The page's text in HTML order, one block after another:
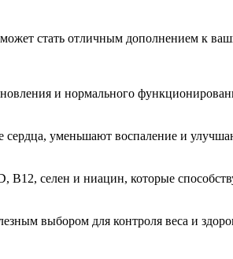
стать отличным дополнением к
и нормального
сердца, уменьшают воспаление и
B12, селен и ниацин, которые
выбором для контроля веса и